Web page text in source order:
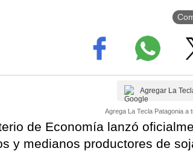
Agregar La
Agrega La Tecla Patagonia a
de Economía lanzó
y medianos productores de